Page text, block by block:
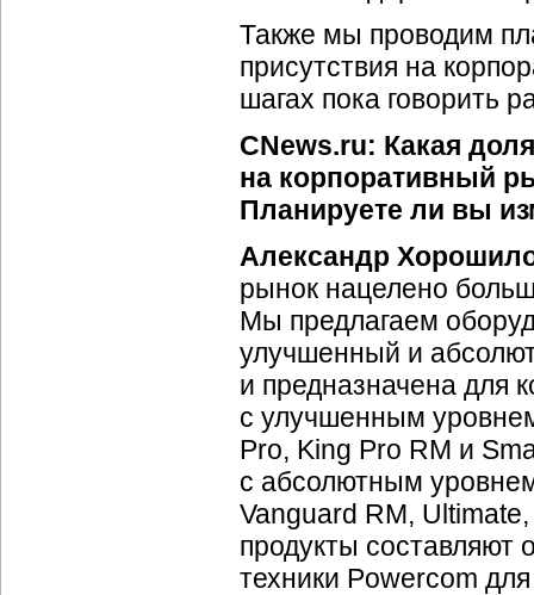
Также мы проводим
присутствия на
шагах пока говорить
CNews.ru: Какая
на корпоративный
Планируете ли вы
Александр
рынок нацелено
Мы предлагаем
улучшенный и
и предназначена для
с улучшенным
Pro, King Pro RM и
с абсолютным
Vanguard RM,
продукты составляют
техники Powercom